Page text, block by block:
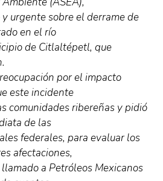
urgente sobre el derrame de
en el río
de Citlaltépetl, que
por el impacto
este incidente
comunidades ribereñas y pidió
de las
federales, para evaluar los
afectaciones,
a Petróleos Mexicanos